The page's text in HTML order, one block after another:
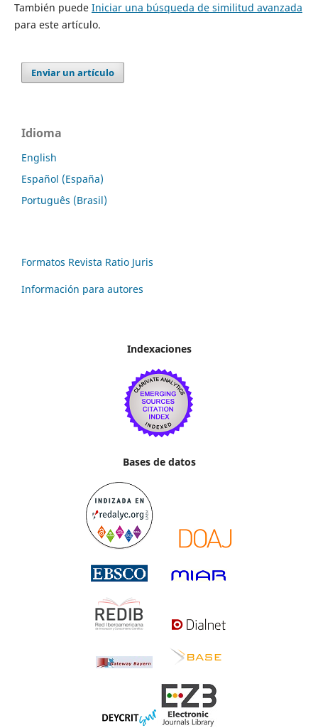
También puede Iniciar una búsqueda de similitud avanzada
para este artículo.
Enviar un artículo
Idioma
English
Español (España)
Português (Brasil)
Formatos Revista Ratio Juris
Información para autores
Indexaciones
Bases de datos